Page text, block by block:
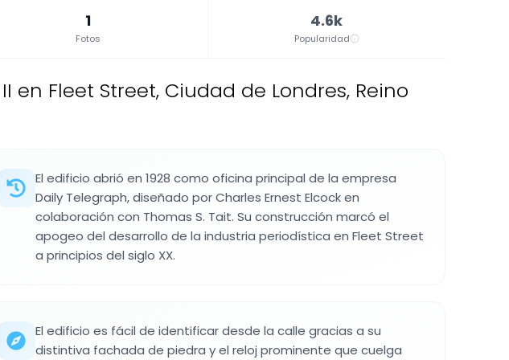
1
Fotos
4.6k
Popularidad
en Fleet Street, Ciudad de Londres, Reino
El edificio abrió en 1928 como oficina principal de la empresa
Daily Telegraph, diseñado por Charles Ernest Elcock en
colaboración con Thomas S. Tait. Su construcción marcó el
apogeo del desarrollo de la industria periodística en Fleet Street
a principios del siglo XX.
El edificio es fácil de identificar desde la calle gracias a su
distintiva fachada de piedra y el reloj prominente que cuelga